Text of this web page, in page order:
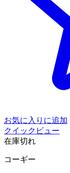
お気に入りに追加
クイックビュー
在庫切れ
コーギー